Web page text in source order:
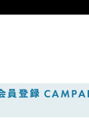
ログイン